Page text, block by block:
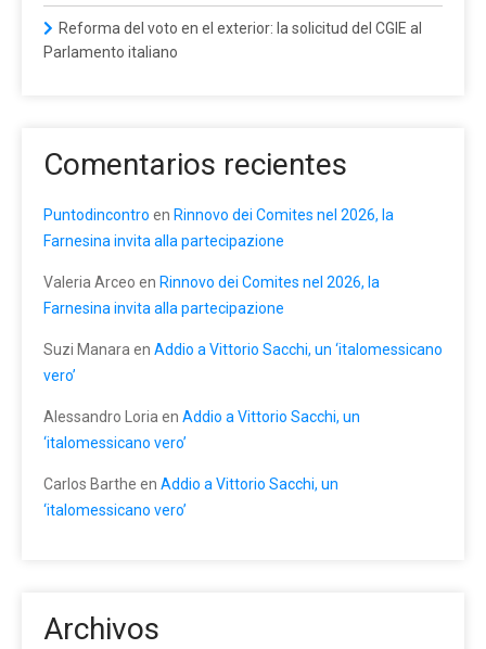
Reforma del voto en el exterior: la solicitud del CGIE al
Parlamento italiano
Comentarios recientes
Puntodincontro en Rinnovo dei Comites nel 2026, la
Farnesina invita alla partecipazione
Valeria Arceo en Rinnovo dei Comites nel 2026, la
Farnesina invita alla partecipazione
Suzi Manara en Addio a Vittorio Sacchi, un ‘italomessicano
vero’
Alessandro Loria en Addio a Vittorio Sacchi, un
‘italomessicano vero’
Carlos Barthe en Addio a Vittorio Sacchi, un
‘italomessicano vero’
Archivos